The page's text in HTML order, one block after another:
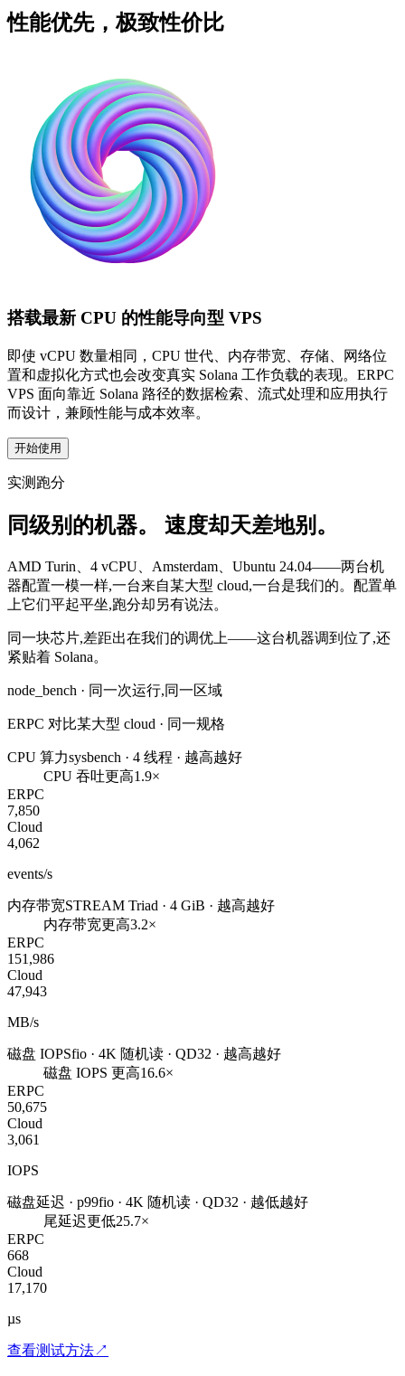
性能优先，极致性价比
搭载最新 CPU 的性能导向型 VPS
即使 vCPU 数量相同，CPU 世代、内存带宽、存储、网络位
置和虚拟化方式也会改变真实 Solana 工作负载的表现。ERPC
VPS 面向靠近 Solana 路径的数据检索、流式处理和应用执行
而设计，兼顾性能与成本效率。
开始使用
实测跑分
同级别的机器。 速度却天差地别。
AMD Turin、4 vCPU、Amsterdam、Ubuntu 24.04——两台机
器配置一模一样,一台来自某大型 cloud,一台是我们的。配置单
上它们平起平坐,跑分却另有说法。
同一块芯片,差距出在我们的调优 上——这台机器调到位了,还
紧贴着 Solana。
node_bench · 同一次运行,同一区域
ERPC 对比某大型 cloud · 同一规格
CPU 算力sysbench · 4 线程 · 越高越好
CPU 吞吐更高1.9×
ERPC
7,850
Cloud
4,062
events/s
内存带宽STREAM Triad · 4 GiB · 越高越好
内存带宽更高3.2×
ERPC
151,986
Cloud
47,943
MB/s
磁盘 IOPSfio · 4K 随机读 · QD32 · 越高越好
磁盘 IOPS 更高16.6×
ERPC
50,675
Cloud
3,061
IOPS
磁盘延迟 · p99fio · 4K 随机读 · QD32 · 越低越好
尾延迟更低25.7×
ERPC
668
Cloud
17,170
µs
查看测试方法↗